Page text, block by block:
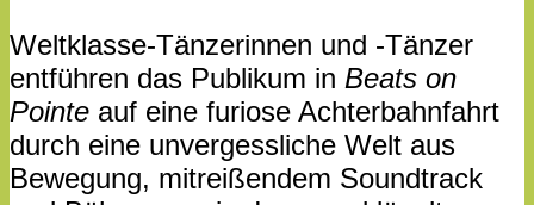
Weltklasse-Tänzerinnen und -Tänzer
entführen das Publikum in Beats on
Pointe auf eine furiose Achterbahnfahrt
durch eine unvergessliche Welt aus
Bewegung, mitreißendem Soundtrack